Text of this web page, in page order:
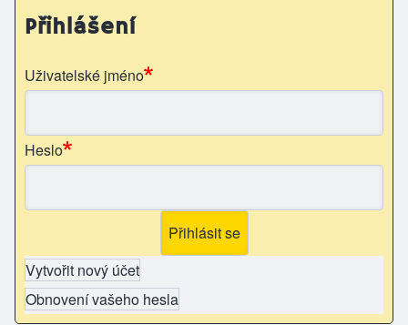
Přihlášení
Uživatelské jméno
Heslo
Vytvořit nový účet
Obnovení vašeho hesla